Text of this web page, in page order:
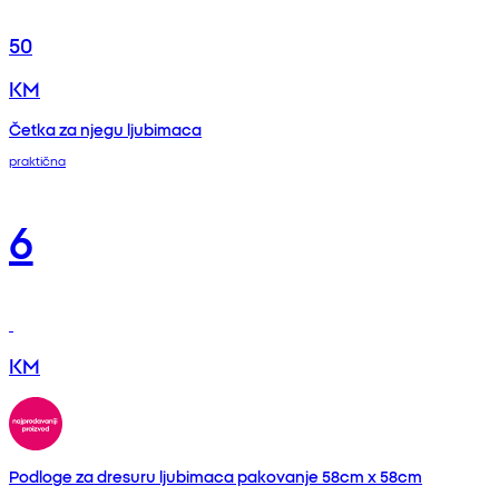
50
KM
Četka za njegu ljubimaca
praktična
6
KM
Podloge za dresuru ljubimaca pakovanje 58cm x 58cm